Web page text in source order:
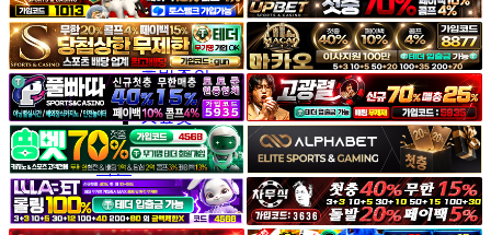
코스프레
BJ
품번
후방주의
움짤
스포츠
기타
야썰
고객센터